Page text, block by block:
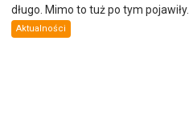
długo. Mimo to tuż po tym pojawiły...
Aktualności